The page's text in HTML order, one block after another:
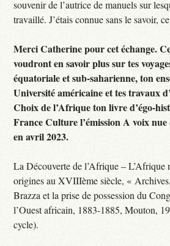
souvenir de l’autrice de manuels sur
travaillé. J’étais connue sans le savoir,
Merci Catherine pour cet échange.
voudront en savoir plus sur tes
équatoriale et sub-saharienne, ton
Université américaine et tes travaux
Choix de l’Afrique ton livre d’égo-
France Culture l’émission A voix nue
en avril 2023.
La Découverte de l’Afrique – L’Afrique
origines au XVIIIème siècle, «
Brazza et la prise de possession du
l’Ouest africain, 1883-1885, Mouton,
cycle).